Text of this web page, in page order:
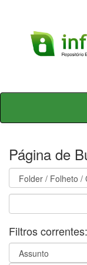
Skip
Página de
Filtros correntes: